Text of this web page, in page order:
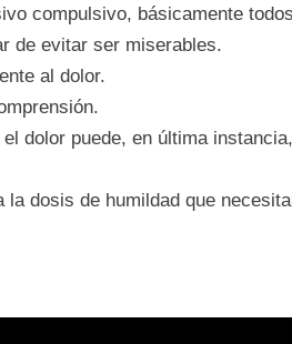
compulsivo, básicamente
de evitar ser miserables.
al dolor.
dolor puede, en última
la dosis de humildad que